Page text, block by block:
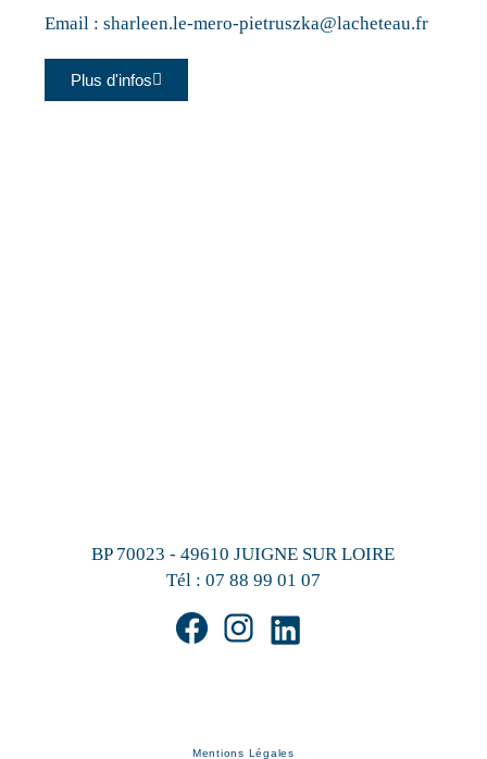
Email :sharleen.le-mero-pietruszka@lacheteau.fr
Plus d'infos
BP 70023 - 49610 JUIGNE SUR LOIRE
Tél : 07 88 99 01 07
Mentions Légales